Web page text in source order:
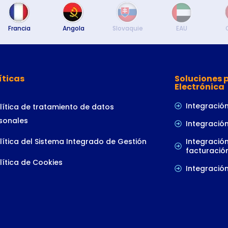
Francia Angola Slovaquie EAU
de tratamiento de datos
del Sistema Integrado de Gestión
de Cookies
Soluciones
Electrónica
Integración